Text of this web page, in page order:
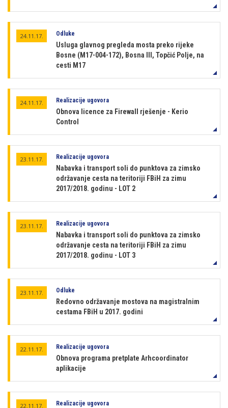
24.11.17. Odluke
Usluga glavnog pregleda mosta preko rijeke
Bosne (M17-004-172), Bosna III, Topčić Polje, na
cesti M17
24.11.17. Realizacije ugovora
Obnova licence za Firewall rješenje - Kerio
Control
23.11.17. Realizacije ugovora
Nabavka i transport soli do punktova za zimsko
održavanje cesta na teritoriji FBiH za zimu
2017/2018. godinu - LOT 2
23.11.17. Realizacije ugovora
Nabavka i transport soli do punktova za zimsko
održavanje cesta na teritoriji FBiH za zimu
2017/2018. godinu - LOT 3
23.11.17. Odluke
Redovno održavanje mostova na magistralnim
cestama FBiH u 2017. godini
22.11.17. Realizacije ugovora
Obnova programa pretplate Arhcoordinator
aplikacije
22.11.17. Realizacije ugovora